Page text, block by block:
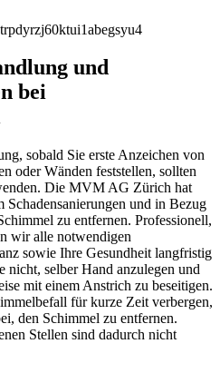
und
bei
sobald Sie erste Anzeichen von
oder Wänden feststellen, sollten
Die MVM AG Zürich hat
und in Bezug
zu entfernen. Professionell,
wir alle notwendigen
sowie Ihre Gesundheit langfristig
nicht, selber Hand anzulegen und
mit einem Anstrich zu beseitigen.
für kurze Zeit verbergen,
den Schimmel zu entfernen.
Stellen sind dadurch nicht